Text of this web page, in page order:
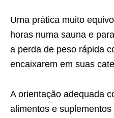
Uma prática muito
horas numa sauna e
a perda de peso rápida
encaixarem em suas
A orientação adequada
alimentos e